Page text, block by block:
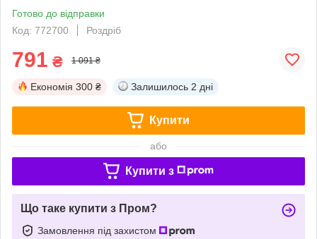
Готово до відправки
Код: 772700
Роздріб
791 ₴ 1 091 ₴
Економія 300 ₴ Залишилось 2 дні
Купити
або
Купити з
Що таке купити з Пром?
Замовлення під захистом